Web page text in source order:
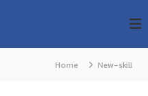
Home New-skill